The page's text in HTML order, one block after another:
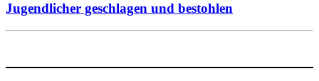
Jugendlicher geschlagen und bestohlen